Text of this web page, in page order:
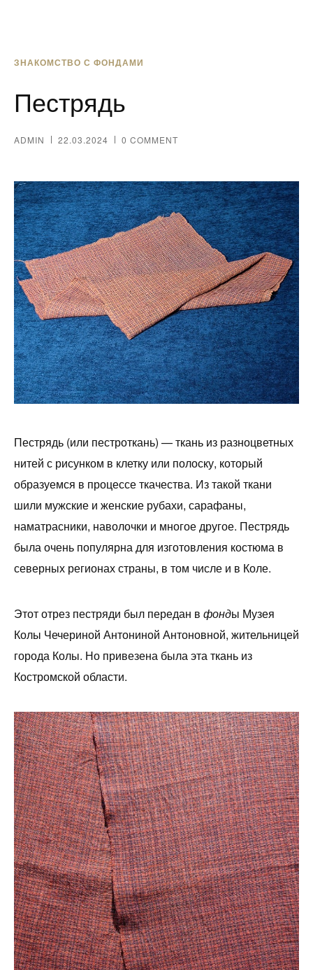
ЗНАКОМСТВО С ФОНДАМИ
Пестрядь
ADMIN 22.03.2024 0 COMMENT
Пестрядь (или пестроткань) — ткань из разноцветных
нитей с рисунком в клетку или полоску, который
образуемся в процессе ткачества. Из такой ткани
шили мужские и женские рубахи, сарафаны,
наматрасники, наволочки и многое другое. Пестрядь
была очень популярна для изготовления костюма в
северных регионах страны, в том числе и в Коле.
Этот отрез пестряди был передан в фонды Музея
Колы Чечериной Антониной Антоновной, жительницей
города Колы. Но привезена была эта ткань из
Костромской области.